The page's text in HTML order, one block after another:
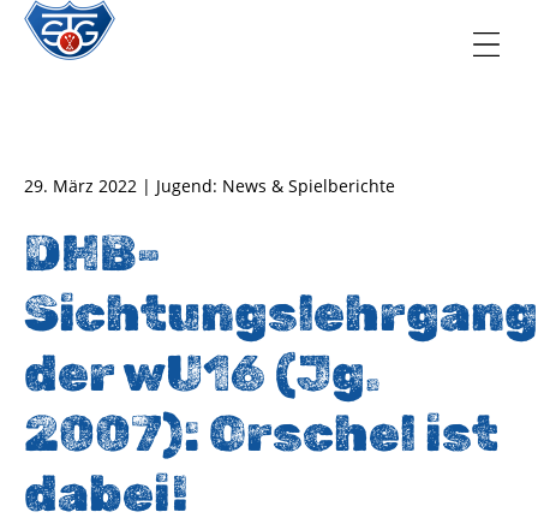
29. März 2022 | Jugend: News & Spielberichte
DHB-
Sichtungslehrgang
der wU16 (Jg.
2007): Orschel ist
dabei!